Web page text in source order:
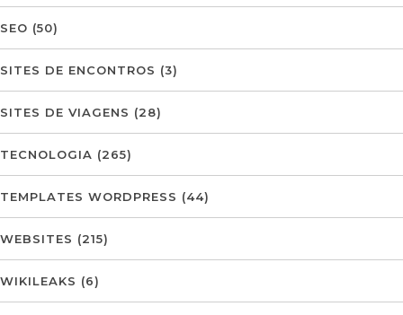
SEO (50)
SITES DE ENCONTROS (3)
SITES DE VIAGENS (28)
TECNOLOGIA (265)
TEMPLATES WORDPRESS (44)
WEBSITES (215)
WIKILEAKS (6)